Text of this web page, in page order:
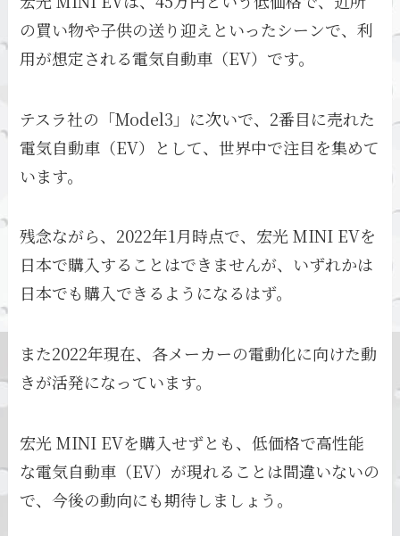
の買い物や子供の送り迎えといったシーンで、利
用が想定される電気自動車（EV）です。
テスラ社の「Model3」に次いで、2番目に売れた
電気自動車（EV）として、世界中で注目を集めて
います。
残念ながら、2022年1月時点で、宏光 MINI EVを
日本で購入することはできませんが、いずれかは
日本でも購入できるようになるはず。
また2022年現在、各メーカーの電動化に向けた動
きが活発になっています。
宏光 MINI EVを購入せずとも、低価格で高性能
な電気自動車（EV）が現れることは間違いないの
で、今後の動向にも期待しましょう。